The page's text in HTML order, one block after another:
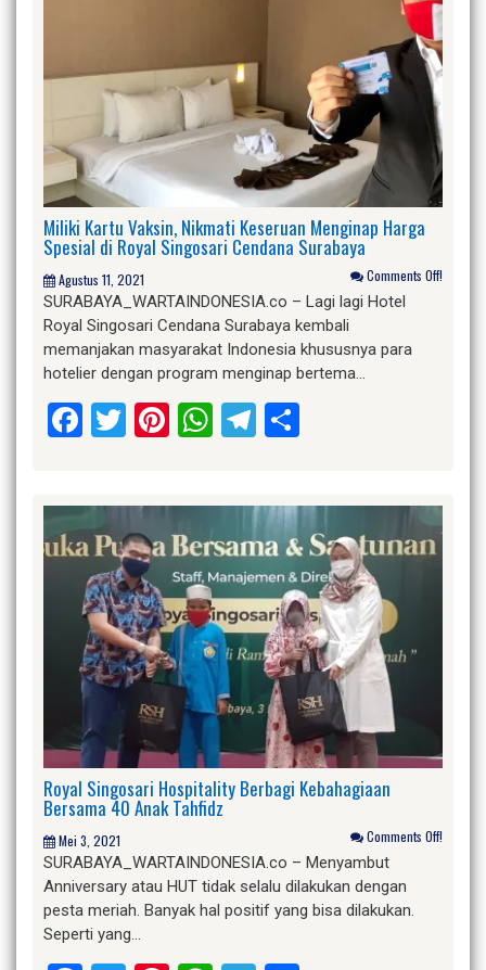
Miliki Kartu Vaksin, Nikmati Keseruan Menginap Harga
Spesial di Royal Singosari Cendana Surabaya
Agustus 11, 2021 Comments Off!
SURABAYA_WARTAINDONESIA.co – Lagi lagi Hotel
Royal Singosari Cendana Surabaya kembali
memanjakan masyarakat Indonesia khususnya para
hotelier dengan program menginap bertema…
Facebook
Twitter
Pinterest
WhatsApp
Telegram
Royal Singosari Hospitality Berbagi Kebahagiaan
Bersama 40 Anak Tahfidz
Mei 3, 2021 Comments Off!
SURABAYA_WARTAINDONESIA.co – Menyambut
Anniversary atau HUT tidak selalu dilakukan dengan
pesta meriah. Banyak hal positif yang bisa dilakukan.
Seperti yang…